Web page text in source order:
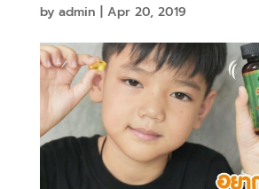
by admin Apr 20, 2019